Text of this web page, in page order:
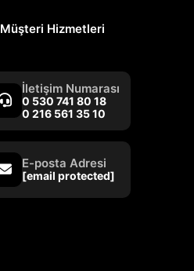
Müşteri Hizmetleri
İletişim Numarası
0 530 741 80 18
0 216 561 35 10
E-posta Adresi
[email protected]